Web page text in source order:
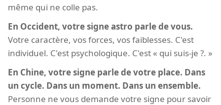
même qui ne colle pas.
En Occident, votre signe astro parle de vous.
Votre caractère, vos forces, vos faiblesses. C'est
individuel. C'est psychologique. C'est « qui suis-je ?. »
En Chine, votre signe parle de votre place. Dans
un cycle. Dans un moment. Dans un ensemble.
Personne ne vous demande votre signe pour savoir